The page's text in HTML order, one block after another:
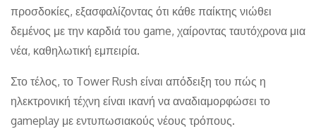
προσδοκίες, εξασφαλίζοντας ότι κάθε παίκτης νιώθει
δεμένος με την καρδιά του game, χαίροντας ταυτόχρονα μια
νέα, καθηλωτική εμπειρία.
Στο τέλος, το Tower Rush είναι απόδειξη του πώς η
ηλεκτρονική τέχνη είναι ικανή να αναδιαμορφώσει το
gameplay με εντυπωσιακούς νέους τρόπους.